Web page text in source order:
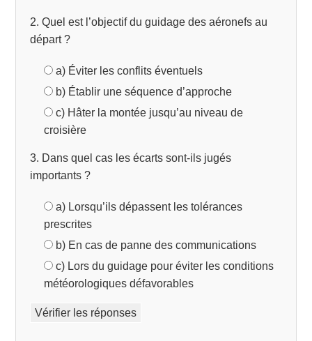
2. Quel est l’objectif du guidage des aéronefs au
départ ?
a) Éviter les conflits éventuels
b) Établir une séquence d’approche
c) Hâter la montée jusqu’au niveau de
croisière
3. Dans quel cas les écarts sont-ils jugés
importants ?
a) Lorsqu’ils dépassent les tolérances
prescrites
b) En cas de panne des communications
c) Lors du guidage pour éviter les conditions
météorologiques défavorables
Vérifier les réponses